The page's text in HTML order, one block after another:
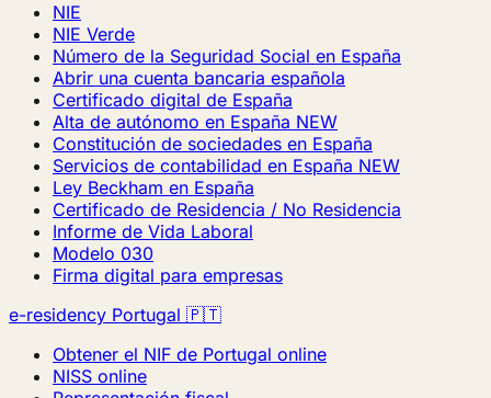
NIE
NIE Verde
Número de la Seguridad Social en España
Abrir una cuenta bancaria española
Certificado digital de España
Alta de autónomo en España NEW
Constitución de sociedades en España
Servicios de contabilidad en España NEW
Ley Beckham en España
Certificado de Residencia / No Residencia
Informe de Vida Laboral
Modelo 030
Firma digital para empresas
e-residency Portugal 🇵🇹
Obtener el NIF de Portugal online
NISS online